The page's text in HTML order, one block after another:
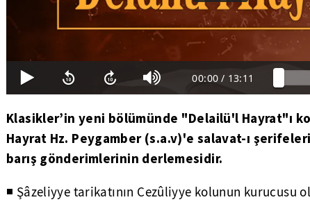
00:00 / 13:11
Klasikler’in yeni bölümünde "Delailü'l Hayrat"ı
Hayrat Hz. Peygamber (s.a.v)'e salavat-ı
barış gönderimlerinin derlemesidir.
◾ Şâzeliyye tarikatının Cezûliyye kolunun kurucusu